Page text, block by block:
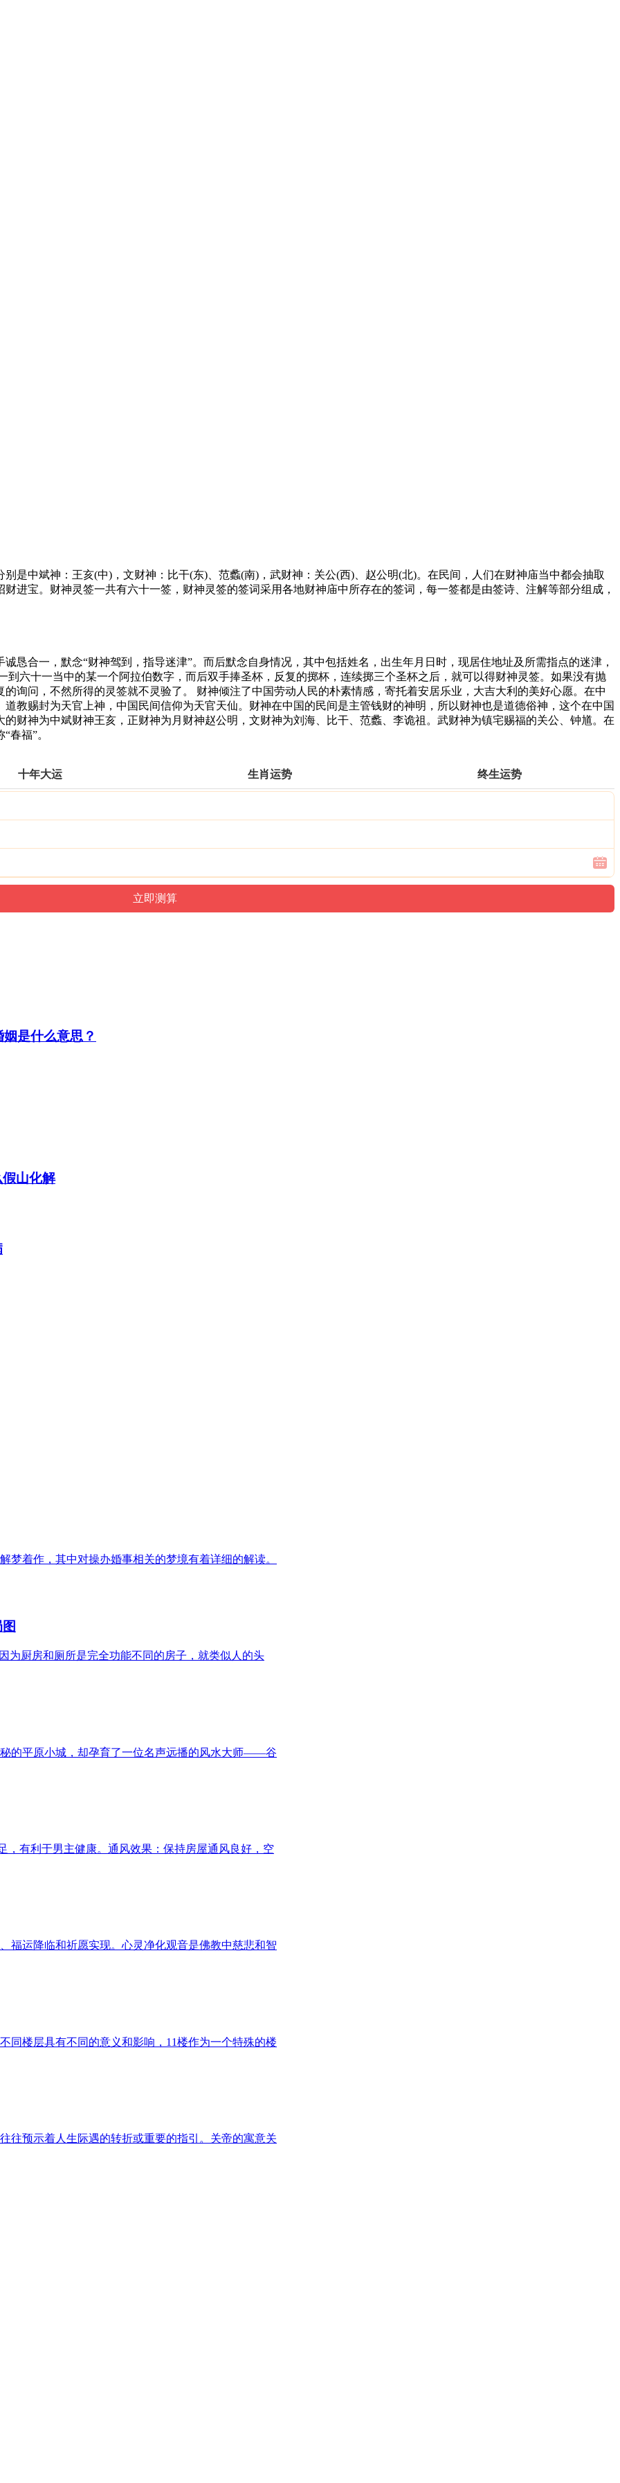
是中斌神：王亥(中)，文财神：比干(东)、范蠡(南)，武财神：关公(西)、赵公明(北)。在民间，人们在财神庙当中都会抽取
进宝。财神灵签一共有六十一签，财神灵签的签词采用各地财神庙中所存在的签词，每一签都是由签诗、注解等部分组成，
恳合一，默念“财神驾到，指导迷津”。而后默念自身情况，其中包括姓名，出生年月日时，现居住地址及所需指点的迷津，
六十一当中的某一个阿拉伯数字，而后双手捧圣杯，反复的掷杯，连续掷三个圣杯之后，就可以得财神灵签。如果没有抛
询问，不然所得的灵签就不灵验了。 财神倾注了中国劳动人民的朴素情感，寄托着安居乐业，大吉大利的美好心愿。在中
教赐封为天官上神，中国民间信仰为天官天仙。财神在中国的民间是主管钱财的神明，所以财神也是道德俗神，这个在中国
财神为中斌财神王亥，正财神为月财神赵公明，文财神为刘海、比干、范蠡、李诡祖。武财神为镇宅赐福的关公、钟馗。在
春福”。
十年大运 生肖运势 终生运势
是什么意思？
山化解
着作，其中对操办婚事相关的梦境有着详细的解读。
为厨房和厕所是完全功能不同的房子，就类似人的头
的平原小城，却孕育了一位名声远播的风水大师——谷
，有利于男主健康。通风效果：保持房屋通风良好，空
福运降临和祈愿实现。心灵净化观音是佛教中慈悲和智
同楼层具有不同的意义和影响，11楼作为一个特殊的楼
往预示着人生际遇的转折或重要的指引。关帝的寓意关